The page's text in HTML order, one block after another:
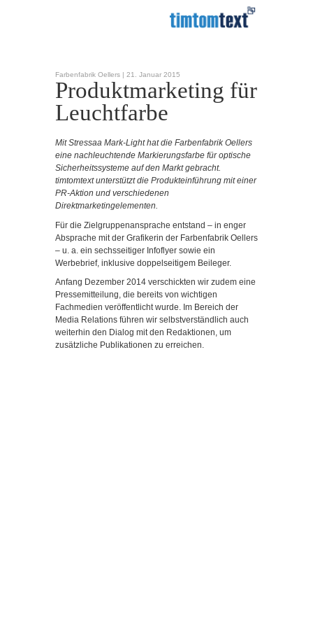
Farbenfabrik Oellers | 21. Januar 2015
Produktmarketing für
Leuchtfarbe
Mit Stressaa Mark-Light hat die Farbenfabrik Oellers
eine nachleuchtende Markierungsfarbe für optische
Sicherheitssysteme auf den Markt gebracht.
timtomtext unterstützt die Produkteinführung mit einer
PR-Aktion und verschiedenen
Direktmarketingelementen.
Für die Zielgruppenansprache entstand – in enger
Absprache mit der Grafikerin der Farbenfabrik Oellers
– u. a. ein sechsseitiger Infoflyer sowie ein
Werbebrief, inklusive doppelseitigem Beileger.
Anfang Dezember 2014 verschickten wir zudem eine
Pressemitteilung, die bereits von wichtigen
Fachmedien veröffentlicht wurde. Im Bereich der
Media Relations führen wir selbstverständlich auch
weiterhin den Dialog mit den Redaktionen, um
zusätzliche Publikationen zu erreichen.